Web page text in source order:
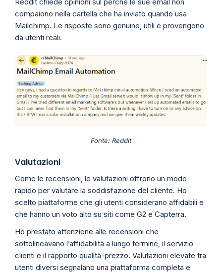
compaiono nella cartella che ha inviato quando usa
Mailchimp. Le risposte sono genuine, utili e provengono
da utenti reali.
Fonte: Reddit
Valutazioni
Come le recensioni, le valutazioni offrono un modo
rapido per valutare la soddisfazione del cliente. Ho
scelto piattaforme che gli utenti considerano affidabili e
che hanno un voto alto su siti come G2 e Capterra.
Ho prestato attenzione alle recensioni che
sottolineavano l’affidabilità a lungo termine, il servizio
clienti e il rapporto qualità-prezzo. Valutazioni elevate tra
utenti diversi segnalano una piattaforma completa e